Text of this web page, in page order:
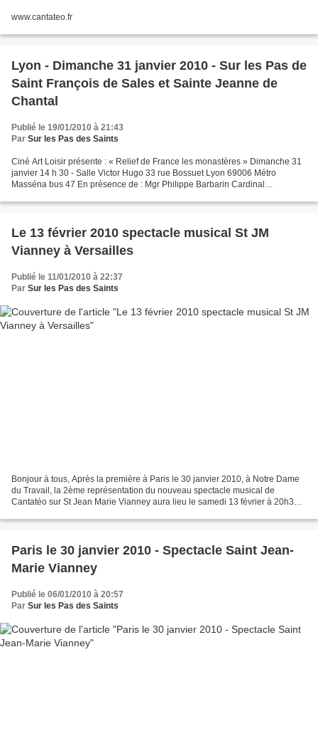
www.cantateo.fr
Lyon - Dimanche 31 janvier 2010 - Sur les Pas de
Saint François de Sales et Sainte Jeanne de
Chantal
Publié le 19/01/2010 à 21:43
Par Sur les Pas des Saints
Ciné Art Loisir présente : « Relief de France les monastères » Dimanche 31
janvier 14 h 30 - Salle Victor Hugo 33 rue Bossuet Lyon 69006 Métro
Masséna bus 47 En présence de : Mgr Philippe Barbarin Cardinal
Le 13 février 2010 spectacle musical St JM
Vianney à Versailles
Publié le 11/01/2010 à 22:37
Par Sur les Pas des Saints
Bonjour à tous, Après la première à Paris le 30 janvier 2010, à Notre Dame
du Travail, la 2ème représentation du nouveau spectacle musical de
Cantatéo sur St Jean Marie Vianney aura lieu le samedi 13 février à 20h30
Paris le 30 janvier 2010 - Spectacle Saint Jean-
Marie Vianney
Publié le 06/01/2010 à 20:57
Par Sur les Pas des Saints